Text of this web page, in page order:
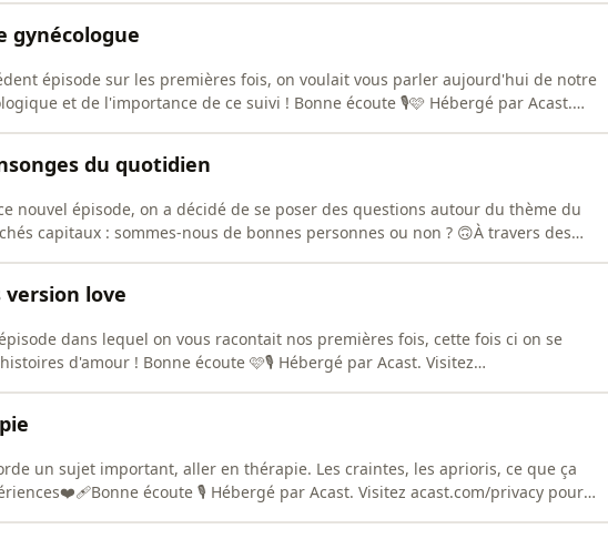
gynécologue
épisode sur les premières fois, on voulait vous parler aujourd'hui de notre
et de l'importance de ce suivi ! Bonne écoute 🎙️🩷 Hébergé par Acast.
du quotidien
nouvel épisode, on a décidé de se poser des questions autour du thème du
capitaux : sommes-nous de bonnes personnes ou non ? 🙃À travers des
version love
dans lequel on vous racontait nos premières fois, cette fois ci on se
d'amour ! Bonne écoute 🩷🎙️ Hébergé par Acast. Visitez
un sujet important, aller en thérapie. Les craintes, les aprioris, ce que ça
écoute 🎙️ Hébergé par Acast. Visitez acast.com/privacy pour